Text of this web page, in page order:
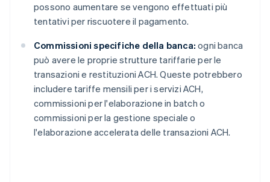
possono aumentare se vengono effettuati più
tentativi per riscuotere il pagamento.
Commissioni specifiche della banca: ogni banca
può avere le proprie strutture tariffarie per le
transazioni e restituzioni ACH. Queste potrebbero
includere tariffe mensili per i servizi ACH,
commissioni per l'elaborazione in batch o
commissioni per la gestione speciale o
l'elaborazione accelerata delle transazioni ACH.